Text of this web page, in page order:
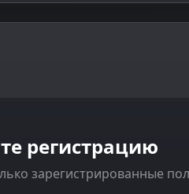
регистрацию
зарегистрированные